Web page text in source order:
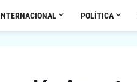
POLÍTICA